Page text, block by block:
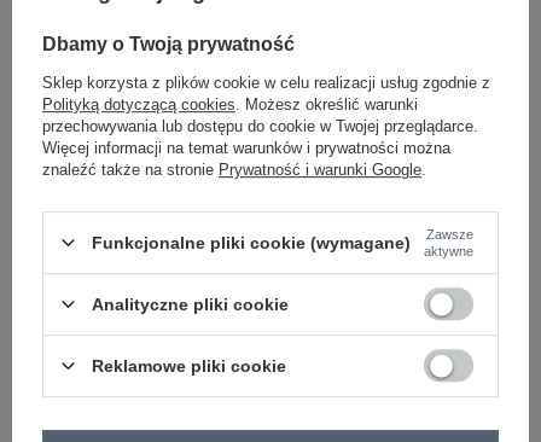
dzień high waist
Zaloguj się i zobacz cenę
legginsy na co dzień z lampasami
Zaloguj się i zobacz cenę
Dbamy o Twoją prywatność
Sklep korzysta z plików cookie w celu realizacji usług zgodnie z
Polityką dotyczącą cookies . Możesz określić warunki
przechowywania lub dostępu do cookie w Twojej przeglądarce.
Więcej informacji na temat warunków i prywatności można
znaleźć także na stronie Prywatność i warunki Google
Funkcjonalne pliki cookie (wymagane)
Zawsze
aktywne
Analityczne pliki cookie
Reklamowe pliki cookie